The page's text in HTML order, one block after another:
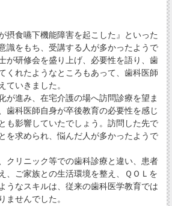
摂食嚥下機能障害を起こした』といった
識をもち、受講する人が多かったようで
が研修会を盛り上げ、必要性を語り、歯
くれたようなところもあって、歯科医師
ていきました。
が進み、在宅介護の場へ訪問診療を望ま
歯科医師自身が卒後教育の必要性を感じ
も影響していたでしょう。訪問した先で
を求められ、悩んだ人が多かったようで
クリニック等での歯科診療と違い、患者
、ご家族との生活環境を整え、ＱＯＬを
うなスキルは、従来の歯科医学教育では
ませんでした。